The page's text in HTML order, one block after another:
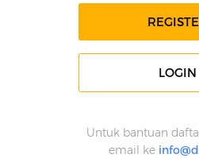
LOGIN
Untuk bantuan
email ke